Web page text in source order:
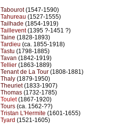
Tabourot(1547-1590)
Tahureau (1527-1555)
Tailhade (1854-1919)
Taillevent(1395 ?-1451 ?)
Taine (1828-1893)
Tardieu (ca. 1855-1918)
Tastu (1798-1885)
Tavan (1842-1919)
Tellier (1863-1889)
Tenant de La Tour (1808-1881)
Thaly (1879-1950)
Theuriet(1833-1907)
Thomas (1732-1785)
Toulet(1867-1920)
Tours (ca. 1562-??)
Tristan L'Hermite (1601-1655)
Tyard (1521-1605)